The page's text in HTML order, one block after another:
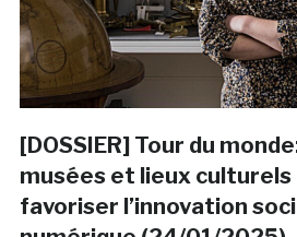
[DOSSIER] Tour du
musées et lieux
favoriser l’innovation